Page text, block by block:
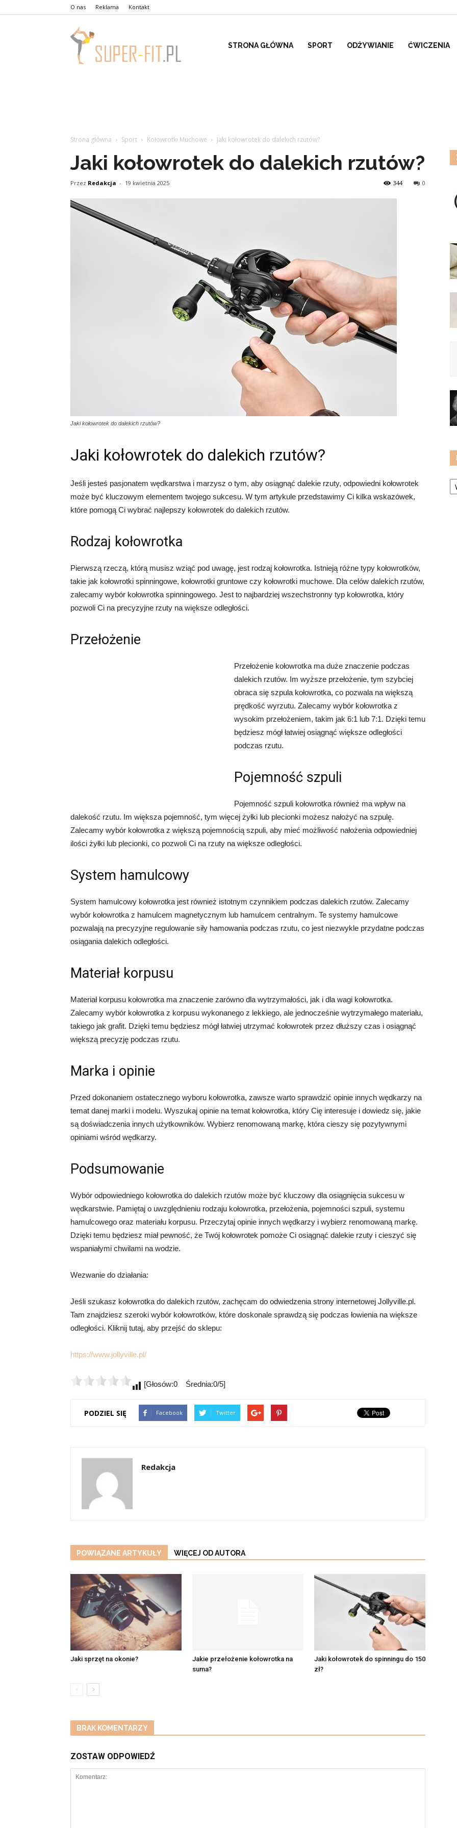
O nas Reklama Kontakt
STRONA GŁÓWNA SPORT ODŻYWIANIE ĆWICZENIA
Strona główna Sport Kołowrotki Muchowe Jaki kołowrotek do dalekich rzutów?
Jaki kołowrotek do dalekich rzutów?
Przez Redakcja - 19 kwietnia 2025 0
344
Jaki kołowrotek do dalekich rzutów?
Jaki kołowrotek do dalekich rzutów?
Jeśli jesteś pasjonatem wędkarstwa i marzysz o tym, aby osiągnąć dalekie rzuty, odpowiedni kołowrotek
może być kluczowym elementem twojego sukcesu. W tym artykule przedstawimy Ci kilka wskazówek,
które pomogą Ci wybrać najlepszy kołowrotek do dalekich rzutów.
Rodzaj kołowrotka
Pierwszą rzeczą, którą musisz wziąć pod uwagę, jest rodzaj kołowrotka. Istnieją różne typy kołowrotków,
takie jak kołowrotki spinningowe, kołowrotki gruntowe czy kołowrotki muchowe. Dla celów dalekich rzutów,
zalecamy wybór kołowrotka spinningowego. Jest to najbardziej wszechstronny typ kołowrotka, który
pozwoli Ci na precyzyjne rzuty na większe odległości.
Przełożenie
Przełożenie kołowrotka ma duże znaczenie podczas
dalekich rzutów. Im wyższe przełożenie, tym szybciej
obraca się szpula kołowrotka, co pozwala na większą
prędkość wyrzutu. Zalecamy wybór kołowrotka z
wysokim przełożeniem, takim jak 6:1 lub 7:1. Dzięki temu
będziesz mógł łatwiej osiągnąć większe odległości
podczas rzutu.
Pojemność szpuli
Pojemność szpuli kołowrotka również ma wpływ na
dalekość rzutu. Im większa pojemność, tym więcej żyłki lub plecionki możesz nałożyć na szpulę.
Zalecamy wybór kołowrotka z większą pojemnością szpuli, aby mieć możliwość nałożenia odpowiedniej
ilości żyłki lub plecionki, co pozwoli Ci na rzuty na większe odległości.
System hamulcowy
System hamulcowy kołowrotka jest również istotnym czynnikiem podczas dalekich rzutów. Zalecamy
wybór kołowrotka z hamulcem magnetycznym lub hamulcem centralnym. Te systemy hamulcowe
pozwalają na precyzyjne regulowanie siły hamowania podczas rzutu, co jest niezwykle przydatne podczas
osiągania dalekich odległości.
Materiał korpusu
Materiał korpusu kołowrotka ma znaczenie zarówno dla wytrzymałości, jak i dla wagi kołowrotka.
Zalecamy wybór kołowrotka z korpusu wykonanego z lekkiego, ale jednocześnie wytrzymałego materiału,
takiego jak grafit. Dzięki temu będziesz mógł łatwiej utrzymać kołowrotek przez dłuższy czas i osiągnąć
większą precyzję podczas rzutu.
Marka i opinie
Przed dokonaniem ostatecznego wyboru kołowrotka, zawsze warto sprawdzić opinie innych wędkarzy na
temat danej marki i modelu. Wyszukaj opinie na temat kołowrotka, który Cię interesuje i dowiedz się, jakie
są doświadczenia innych użytkowników. Wybierz renomowaną markę, która cieszy się pozytywnymi
opiniami wśród wędkarzy.
Podsumowanie
Wybór odpowiedniego kołowrotka do dalekich rzutów może być kluczowy dla osiągnięcia sukcesu w
wędkarstwie. Pamiętaj o uwzględnieniu rodzaju kołowrotka, przełożenia, pojemności szpuli, systemu
hamulcowego oraz materiału korpusu. Przeczytaj opinie innych wędkarzy i wybierz renomowaną markę.
Dzięki temu będziesz miał pewność, że Twój kołowrotek pomoże Ci osiągnąć dalekie rzuty i cieszyć się
wspaniałymi chwilami na wodzie.
Wezwanie do działania:
Jeśli szukasz kołowrotka do dalekich rzutów, zachęcam do odwiedzenia strony internetowej Jollyville.pl.
Tam znajdziesz szeroki wybór kołowrotków, które doskonale sprawdzą się podczas łowienia na większe
odległości. Kliknij tutaj, aby przejść do sklepu:
https://www.jollyville.pl/
[Głosów:0 Średnia:0/5]
PODZIEL SIĘ Facebook Twitter
Redakcja
POWIĄZANE ARTYKUŁY WIĘCEJ OD AUTORA
Jaki sprzęt na okonie?
Jakie przełożenie kołowrotka na
suma?
Jaki kołowrotek do spinningu do 150
zł?
BRAK KOMENTARZY
ZOSTAW ODPOWIEDŹ